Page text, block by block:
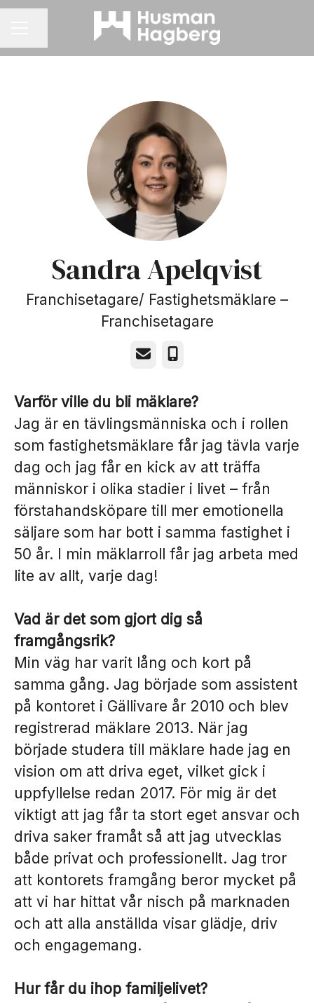
Sandra Apelqvist
Franchisetagare/ Fastighetsmäklare –
Franchisetagare
E-postTelefon
Varför ville du bli mäklare?
Jag är en tävlingsmänniska och i rollen
som fastighetsmäklare får jag tävla varje
dag och jag får en kick av att träffa
människor i olika stadier i livet – från
förstahandsköpare till mer emotionella
säljare som har bott i samma fastighet i
50 år. I min mäklarroll får jag arbeta med
lite av allt, varje dag!
Vad är det som gjort dig så
framgångsrik?
Min väg har varit lång och kort på
samma gång. Jag började som assistent
på kontoret i Gällivare år 2010 och blev
registrerad mäklare 2013. När jag
började studera till mäklare hade jag en
vision om att driva eget, vilket gick i
uppfyllelse redan 2017. För mig är det
viktigt att jag får ta stort eget ansvar och
driva saker framåt så att jag utvecklas
både privat och professionellt. Jag tror
att kontorets framgång beror mycket på
att vi har hittat vår nisch på marknaden
och att alla anställda visar glädje, driv
och engagemang.
Hur får du ihop familjelivet?